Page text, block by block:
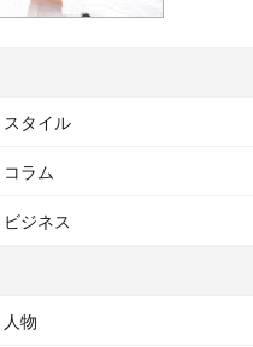
スタイル
コラム
ビジネス
人物